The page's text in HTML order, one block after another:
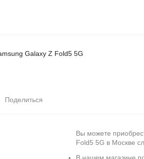
Galaxy Z Fold5 5G
Поделиться
Вы можете
Fold5 5G в Москве